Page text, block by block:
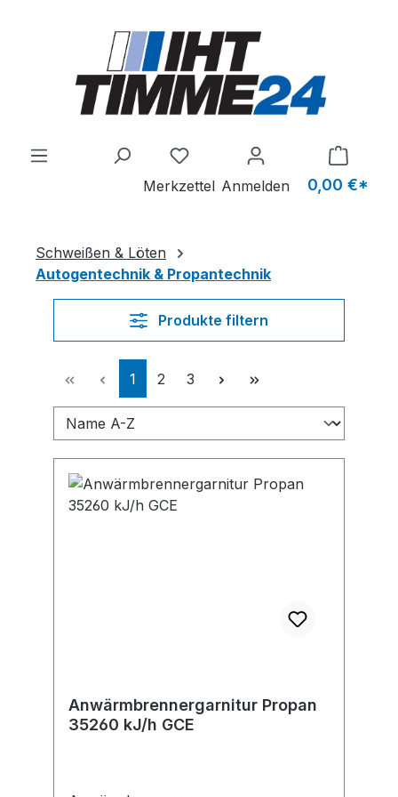
Du hast 0 Produkte auf dem
Merkzettel Anmelden 0,00 €*
Schweißen & Löten
Autogentechnik & Propantechnik
Produkte filtern
Seite
1 Seite
2 Seite
3
Anwärmbrennergarnitur Propan
35260 kJ/h GCE